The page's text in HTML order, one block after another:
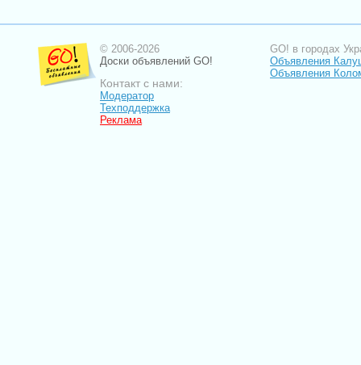
© 2006-2026
Доски объявлений GO!
Контакт с нами:
Модератор
Техподдержка
Реклама
GO! в городах
Объявления
Объявления